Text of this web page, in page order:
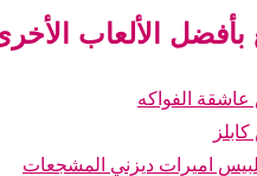
بأفضل الألعاب
عاشقة الفواكه
اميرات ديزني المشجعات